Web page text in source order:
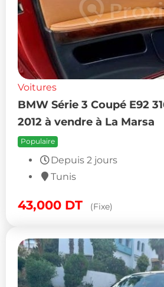
Voitures
BMW Série 3 Coupé E92
2012 à vendre à La Marsa
Populaire
Depuis 2 jours
Tunis
43,000 DT (Fixe)